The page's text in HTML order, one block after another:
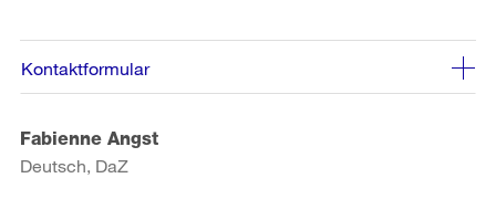
Kontaktformular
Fabienne Angst
Deutsch, DaZ